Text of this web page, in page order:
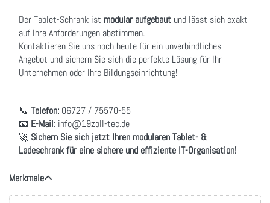
Der Tablet-Schrank ist modular aufgebaut und lässt sich exakt
auf Ihre Anforderungen abstimmen.
Kontaktieren Sie uns noch heute für ein unverbindliches
Angebot und sichern Sie sich die perfekte Lösung für Ihr
Unternehmen oder Ihre Bildungseinrichtung!
📞 Telefon: 06727 / 75570-55
📧 E-Mail: info@19zoll-tec.de
🚀 Sichern Sie sich jetzt Ihren modularen Tablet- &
Ladeschrank für eine sichere und effiziente IT-Organisation!
Merkmale